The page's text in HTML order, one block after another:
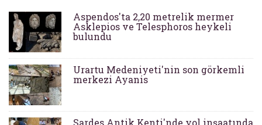
Aspendos'ta 2,20 metrelik mermer
Asklepios ve Telesphoros heykeli
bulundu
Urartu Medeniyeti'nin son görkemli
merkezi Ayanis
Sardes Antik Kenti'nde yol inşaatında